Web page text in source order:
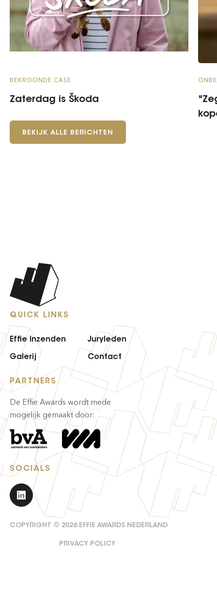
BEKROONDE CASE
Zaterdag is Škoda
BEKIJK ALLE BERICHTEN
QUICK LINKS
Effie Inzenden
Juryleden
Galerij
Contact
PARTNERS
De Effie Awards wordt mede
mogelijk gemaakt door:
SOCIALS
COPYRIGHT © 2026 EFFIE AWARDS NEDERLAND
PRIVACY POLICY